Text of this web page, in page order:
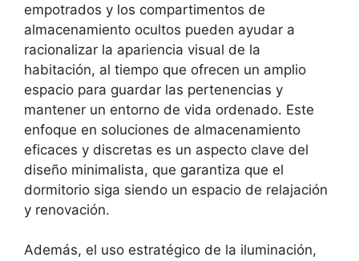
empotrados y los compartimentos de
almacenamiento ocultos pueden ayudar a
racionalizar la apariencia visual de la
habitación, al tiempo que ofrecen un amplio
espacio para guardar las pertenencias y
mantener un entorno de vida ordenado. Este
enfoque en soluciones de almacenamiento
eficaces y discretas es un aspecto clave del
diseño minimalista, que garantiza que el
dormitorio siga siendo un espacio de relajación
y renovación.
Además, el uso estratégico de la iluminación,